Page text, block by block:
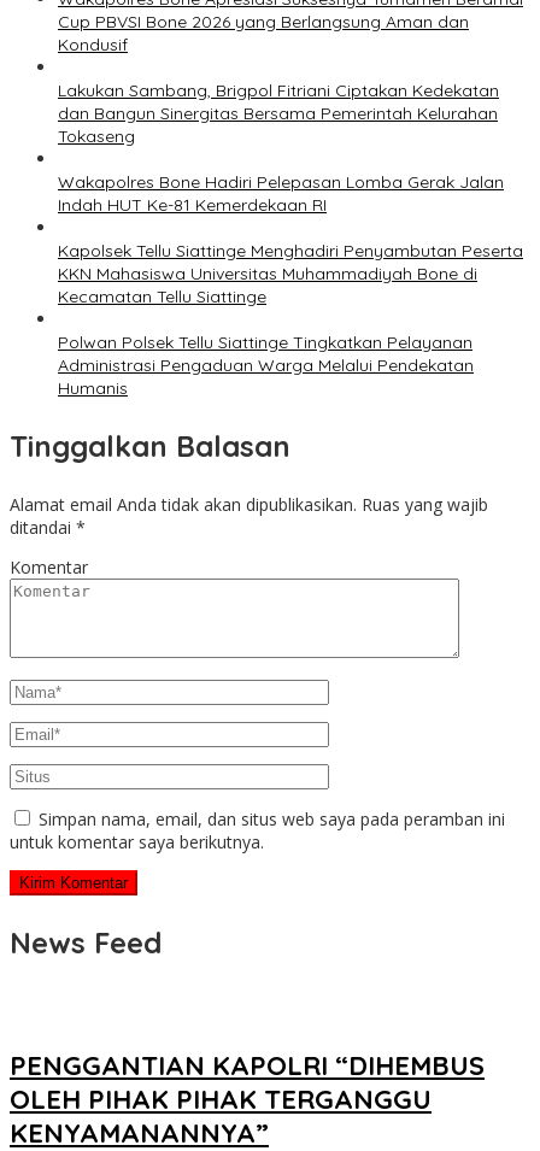
Cup PBVSI Bone 2026 yang Berlangsung Aman dan
Kondusif
Lakukan Sambang, Brigpol Fitriani Ciptakan Kedekatan
dan Bangun Sinergitas Bersama Pemerintah Kelurahan
Tokaseng
Wakapolres Bone Hadiri Pelepasan Lomba Gerak Jalan
Indah HUT Ke-81 Kemerdekaan RI
Kapolsek Tellu Siattinge Menghadiri Penyambutan Peserta
KKN Mahasiswa Universitas Muhammadiyah Bone di
Kecamatan Tellu Siattinge
Polwan Polsek Tellu Siattinge Tingkatkan Pelayanan
Administrasi Pengaduan Warga Melalui Pendekatan
Humanis
Tinggalkan Balasan
Alamat email Anda tidak akan dipublikasikan. Ruas yang wajib
ditandai *
Komentar
Simpan nama, email, dan situs web saya pada peramban ini
untuk komentar saya berikutnya.
News Feed
PENGGANTIAN KAPOLRI “DIHEMBUS
OLEH PIHAK PIHAK TERGANGGU
KENYAMANANNYA”